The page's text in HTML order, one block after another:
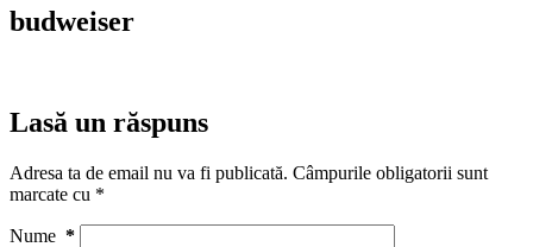
budweiser
Lasă un răspuns
Adresa ta de email nu va fi publicată. Câmpurile obligatorii sunt
marcate cu *
Nume *